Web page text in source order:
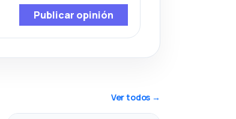
Publicar opinión
Ver todos →